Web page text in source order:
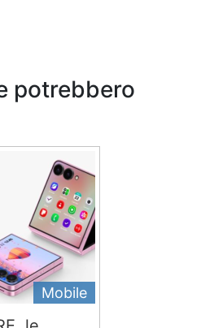
potrebbero
Mobile